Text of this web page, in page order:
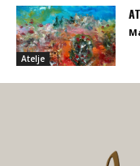
Atelje